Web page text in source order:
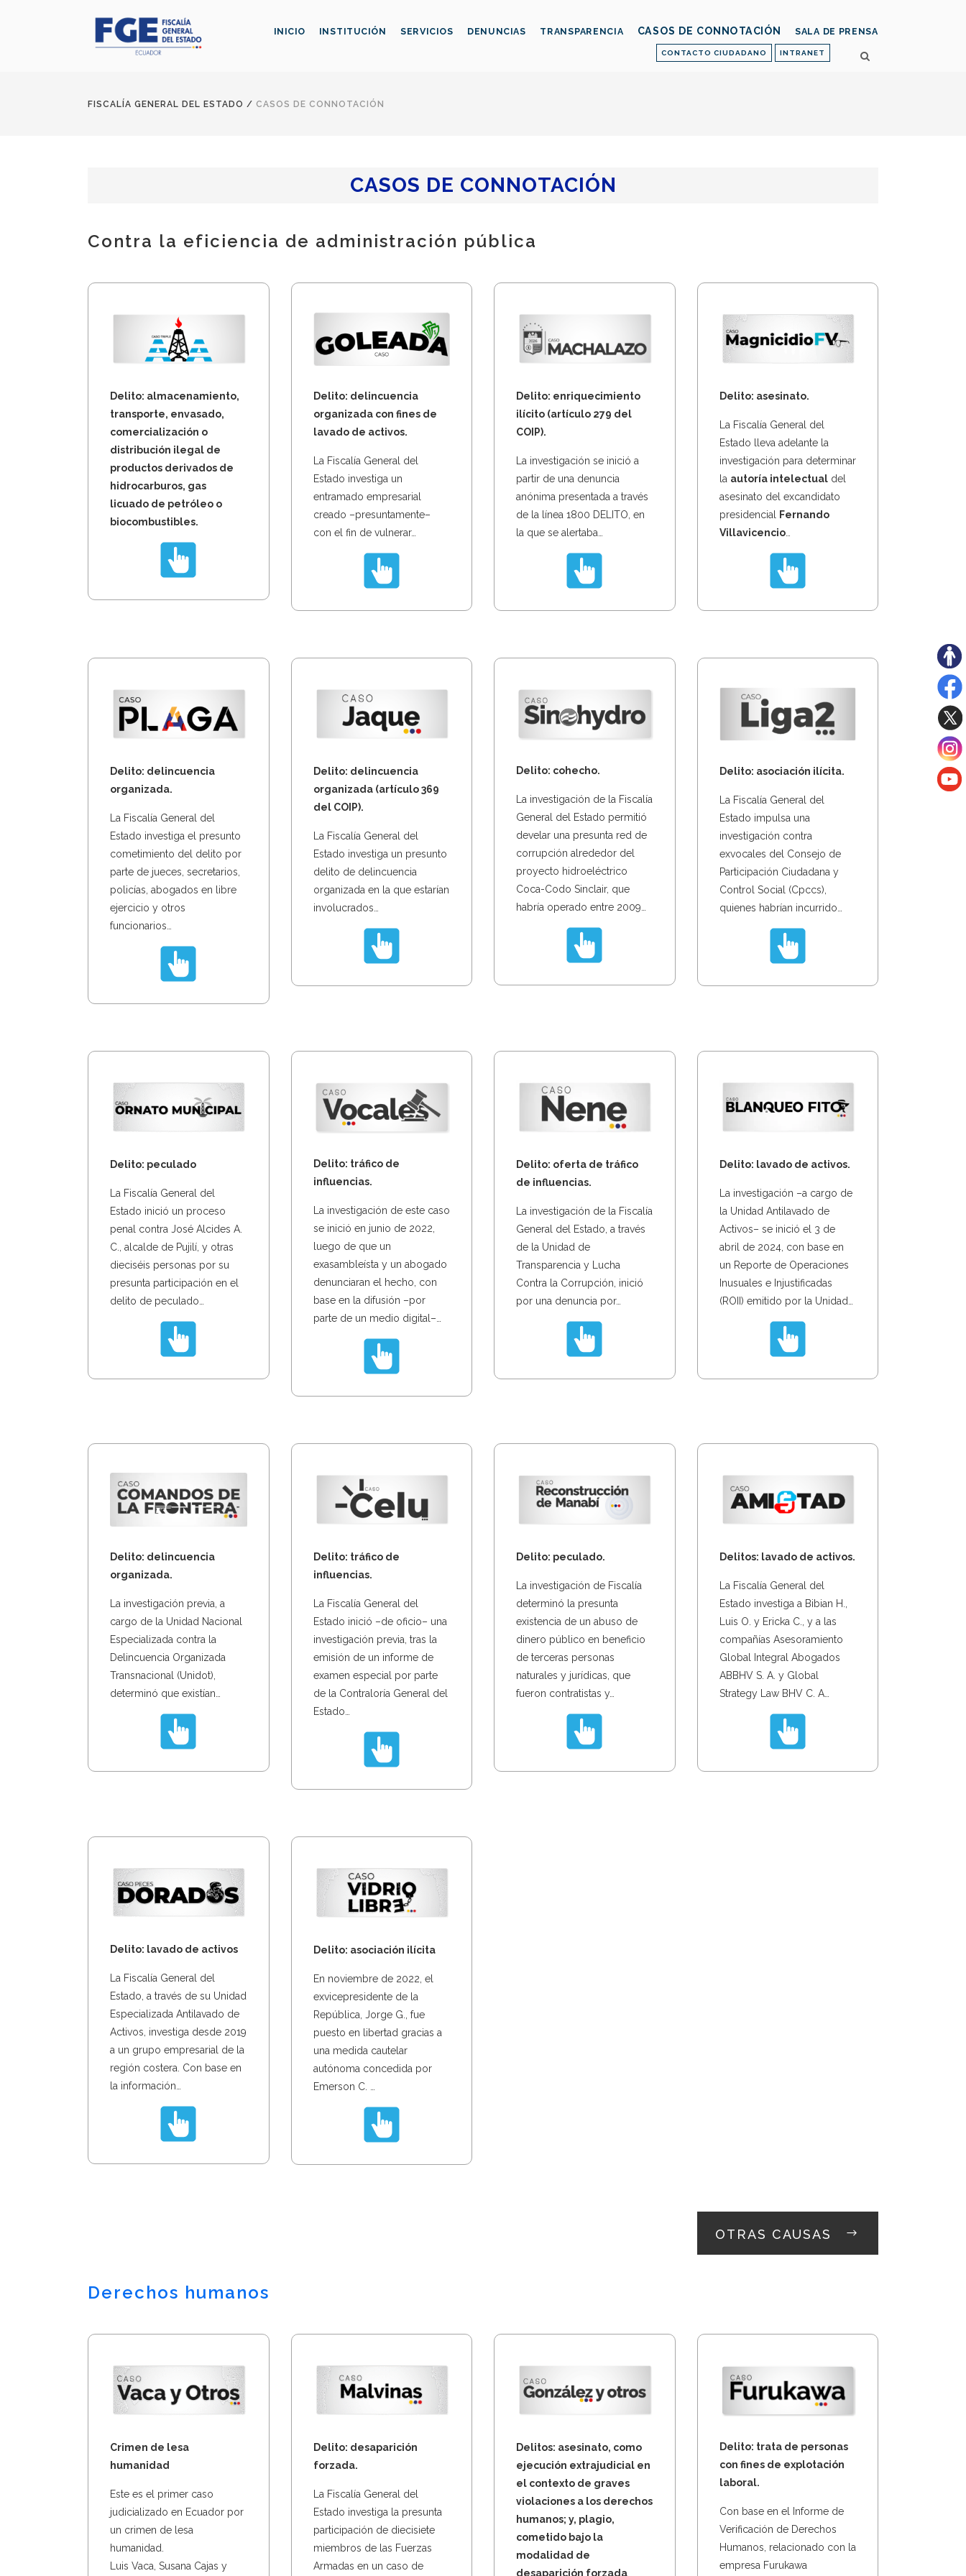
CONTACTO CIUDADANO INTRANET
INICIO INSTITUCIÓN SERVICIOS DENUNCIAS TRANSPARENCIA CASOS DE CONNOTACIÓN SALA DE PRENSA
FISCALÍA GENERAL DEL ESTADO / CASOS DE CONNOTACIÓN
CASOS DE CONNOTACIÓN
Contra la eficiencia de administración pública
Delito: almacenamiento,
transporte, envasado,
comercialización o
distribución ilegal de
productos derivados de
hidrocarburos, gas
licuado de petróleo o
biocombustibles.
Delito: delincuencia
organizada con fines de
lavado de activos.
La Fiscalía General del
Estado investiga un
entramado empresarial
creado –presuntamente–
con el fin de vulnerar…
Delito: enriquecimiento
ilícito (artículo 279 del
COIP).
La investigación se inició a
partir de una denuncia
anónima presentada a través
de la línea 1800 DELITO, en
la que se alertaba…
Delito: asesinato.
La Fiscalía General del
Estado lleva adelante la
investigación para determinar
la autoría intelectualdel
asesinato del excandidato
presidencial
Fernando
Villavicencio…
Delito: delincuencia
organizada.
La Fiscalía General del
Estado investiga el presunto
cometimiento del delito por
parte de jueces, secretarios,
policías, abogados en libre
ejercicio y otros
funcionarios…
Delito: delincuencia
organizada (artículo 369
del COIP).
La Fiscalía General del
Estado investiga un presunto
delito de delincuencia
organizada en la que estarían
involucrados…
Delito: cohecho.
La investigación de la Fiscalía
General del Estado permitió
develar una presunta red de
corrupción alrededor del
proyecto hidroeléctrico
Coca-Codo Sinclair, que
habría operado entre 2009…
Delito: asociación ilícita.
La Fiscalía General del
Estado impulsa una
investigación contra
exvocales del Consejo de
Participación Ciudadana y
Control Social (Cpccs),
quienes habrían incurrido…
Delito: peculado
La Fiscalía General del
Estado inició un proceso
penal contra José Alcides A.
C., alcalde de Pujilí, y otras
dieciséis personas por su
presunta participación en el
delito de peculado…
Delito: tráfico de
influencias.
La investigación de este caso
se inició en junio de 2022,
luego de que un
exasambleísta y un abogado
denunciaran el hecho, con
base en la difusión –por
parte de un medio digital–…
Delito: oferta de tráfico
de influencias.
La investigación de la Fiscalía
General del Estado, a través
de la Unidad de
Transparencia y Lucha
Contra la Corrupción, inició
por una denuncia por…
Delito: lavado de activos.
La investigación –a cargo de
la Unidad Antilavado de
Activos– se inició el 3 de
abril de 2024, con base en
un Reporte de Operaciones
Inusuales e Injustificadas
(ROII) emitido por la Unidad…
Delito: delincuencia
organizada.
La investigación previa, a
cargo de la Unidad Nacional
Especializada contra la
Delincuencia Organizada
Transnacional (Unidot),
determinó que existían…
Delito: tráfico de
influencias.
La Fiscalía General del
Estado inició –de oficio– una
investigación previa, tras la
emisión de un informe de
examen especial por parte
de la Contraloría General del
Estado…
Delito: peculado.
La investigación de Fiscalía
determinó la presunta
existencia de un abuso de
dinero público en beneficio
de terceras personas
naturales y jurídicas, que
fueron contratistas y…
Delitos: lavado de activos.
La Fiscalía General del
Estado investiga a Bibian H.,
Luis O. y Ericka C., y a las
compañías Asesoramiento
Global Integral Abogados
ABBHV S. A. y Global
Strategy Law BHV C. A…
Delito: lavado de activos
La Fiscalía General del
Estado, a través de su Unidad
Especializada Antilavado de
Activos, investiga desde 2019
a un grupo empresarial de la
región costera. Con base en
la información…
Delito: asociación ilícita
En noviembre de 2022, el
exvicepresidente de la
República, Jorge G., fue
puesto en libertad gracias a
una medida cautelar
autónoma concedida por
Emerson C. …
OTRAS CAUSAS
Derechos humanos
Crimen de lesa
humanidad
Este es el primer caso
judicializado en Ecuador por
un crimen de lesa
humanidad.
Luis Vaca, Susana Cajas y
Delito: desaparición
forzada.
La Fiscalía General del
Estado investiga la presunta
participación de diecisiete
miembros de las Fuerzas
Armadas en un caso de
Delitos: asesinato, como
ejecución extrajudicial en
el contexto de graves
violaciones a los derechos
humanos; y, plagio,
cometido bajo la
modalidad de
desaparición forzada
Delito: trata de personas
con fines de explotación
laboral.
Con base en el Informe de
Verificación de Derechos
Humanos, relacionado con la
empresa Furukawa